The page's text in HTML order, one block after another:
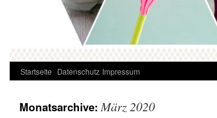
Springe
Inhalt
Startseite Datenschutz Impressum
Monatsarchive:März 2020